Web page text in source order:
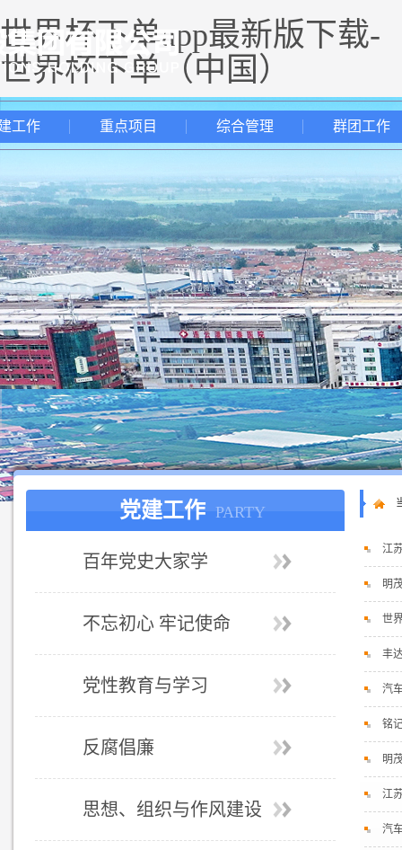
世界杯下单app最新版下载-
世界杯下单（中国）
工作 重点项目 综合管理 群团工作
党建工作 PARTY
百年党史大家学
不忘初心 牢记使命
党性教育与学习
反腐倡廉
思想、组织与作风建设
江
明
世
丰
汽
铭
明
江
汽